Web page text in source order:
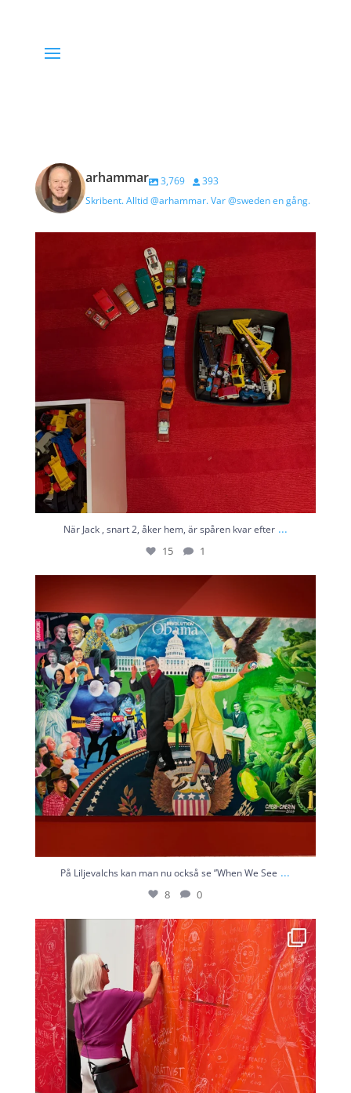
arhammar 3,769
393
Skribent. Alltid @arhammar. Var @sweden en gång.
När Jack , snart 2, åker hem, är spåren kvar efter
15
När Jack , snart 2, åker hem, är spåren kvar efter ...
15 1
På Liljevalchs kan man nu också se ”When We See
På Liljevalchs kan man nu också se ”When We See ...
8 0
Utställningen Musernas hus på Liljevalchs bygger...
12 2